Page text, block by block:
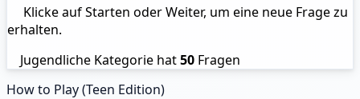
Klicke auf Starten oder Weiter, um eine neue Frage zu
erhalten.
Jugendliche Kategorie hat50 Fragen
How to Play (Teen Edition)